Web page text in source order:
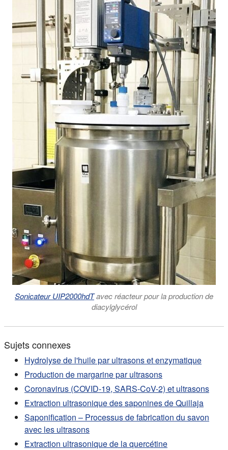
Sonicateur UIP2000hdTavec réacteur pour la production de
diacylglycérol
Sujets connexes
Hydrolyse de l'huile par ultrasons et enzymatique
Production de margarine par ultrasons
Coronavirus (COVID-19, SARS-CoV-2) et ultrasons
Extraction ultrasonique des saponines de Quillaja
Saponification – Processus de fabrication du savon
avec les ultrasons
Extraction ultrasonique de la quercétine